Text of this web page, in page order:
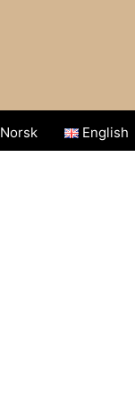
Norsk English